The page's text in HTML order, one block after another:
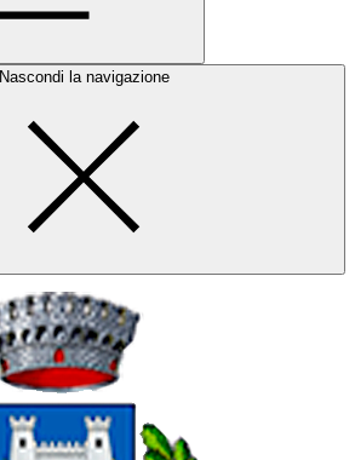
Nascondi la navigazione